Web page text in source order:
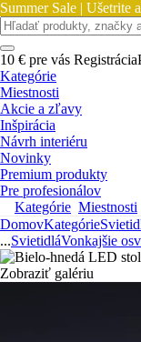
Summer Sale | Ušetrite
10 € pre vás Registrácia
Kategórie
Miestnosti
Akcie a zľavy
Inšpirácia
Návrh interiéru
Novinky
Premium produkty
Pre profesionálov
Kategórie Miestnosti
DomovKategórie
...SvietidláVonkajšie
Zobraziť galériu